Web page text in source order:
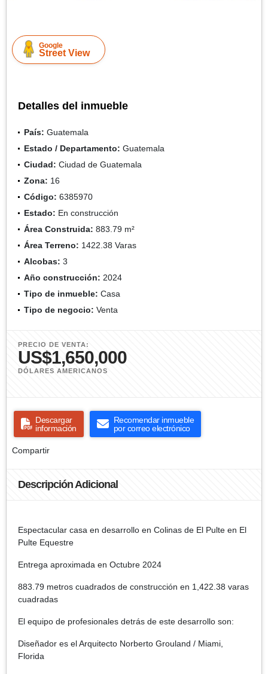
Google
Street View
Detalles del inmueble
País: Guatemala
Estado / Departamento: Guatemala
Ciudad: Ciudad de Guatemala
Zona: 16
Código: 6385970
Estado: En construcción
Área Construida: 883.79 m²
Área Terreno: 1422.38 Varas
Alcobas: 3
Año construcción: 2024
Tipo de inmueble: Casa
Tipo de negocio: Venta
PRECIO DE VENTA:
US$1,650,000
DÓLARES AMERICANOS
Descargar
información
Recomendar inmueble
por correo electrónico
Compartir
Descripción Adicional
Espectacular casa en desarrollo en Colinas de El Pulte en El
Pulte Equestre
Entrega aproximada en Octubre 2024
883.79 metros cuadrados de construcción en 1,422.38 varas
cuadradas
El equipo de profesionales detrás de este desarrollo son:
Diseñador es el Arquitecto Norberto Grouland / Miami,
Florida